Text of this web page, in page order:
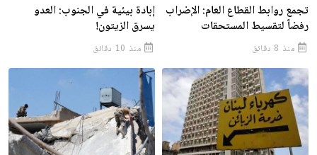
تجمع روابط القطاع العام: الإضراب
رفضاً لتقسيط المستحقات
منذ 8 دقائق
إبادة بيئية في الجنوب: العدو
يسرق الزيتون!
منذ 10 دقائق